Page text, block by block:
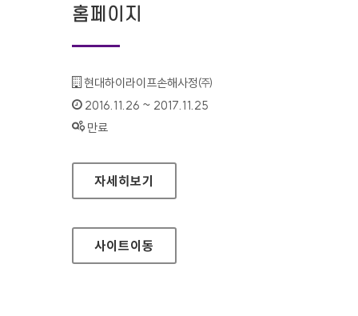
홈페이지
기관명 :
현대하이라이프손해사정㈜
인증기간 :
2016.11.26 ~ 2017.11.25
상태 :
만료
현대 하이라이프 손해사정 홈페이지
자세히보기
사이트이동